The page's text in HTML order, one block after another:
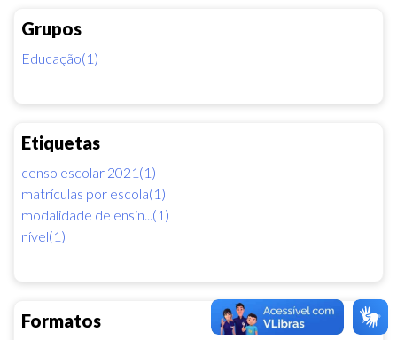
Grupos
Educação(1)
Etiquetas
censo escolar 2021(1)
matrículas por escola(1)
modalidade de ensin...(1)
nível(1)
Formatos